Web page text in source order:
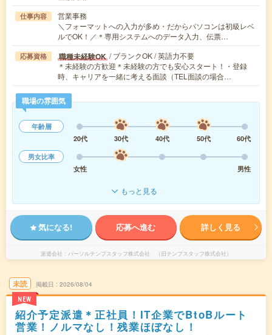
仕事内容
営業事務
＼フォーマットへの入力が多め・だからパソコンは初級レベ
ルでOK！／＊専用システムへのデータ入力、伝票…
応募資格 職種未経験OK / ブランクOK / 英語力不要
＊未経験の方歓迎＊未経験の方でも安心スタート！・登録
時、キャリアを一緒に考える面談（TEL面談の場合…
職場の雰囲気
年齢層
20代
30代 40代 50代
60代
男女比率
女性
男性
もっと見る
気になる! 応募へ進む 詳しく見る
派遣会社 パーソルテンプスタッフ株式会社 （旧テンプスタッフ株式会社）
未読
NEW
掲載日 2026/08/04
紹介予定派遣＊正社員！IT企業でBtoBルート
営業！ノルマなし！残業ほぼなし！